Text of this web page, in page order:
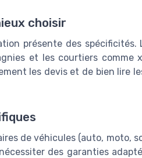
choisir
présente des
et les courtiers
les devis et de bien lire
de véhicules (auto, moto,
des garanties